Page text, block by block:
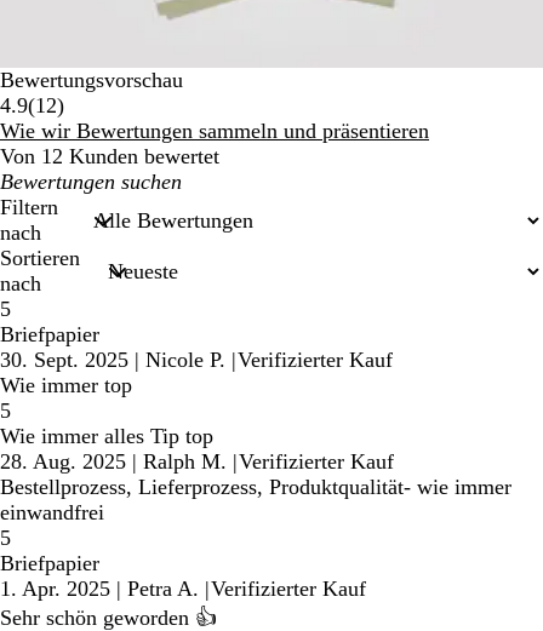
Bewertungsvorschau
4.9(1212
Bewertungen
)
Wie wir Bewertungen sammeln und präsentieren
Von 12 Kunden bewertet
Meine
Sucheingaben
Filtern
nach
Sortieren
nach
5
Briefpapier
30. Sept. 2025 | Nicole P. |Verifizierter Kauf
Wie immer top
5
Wie immer alles Tip top
28. Aug. 2025 | Ralph M. |Verifizierter Kauf
Bestellprozess, Lieferprozess, Produktqualität- wie immer
einwandfrei
5
Briefpapier
1. Apr. 2025 | Petra A. |Verifizierter Kauf
Sehr schön geworden 👍